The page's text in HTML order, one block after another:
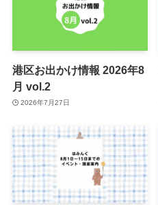
港区お出かけ情報 2026年8
月 vol.2
2026年7月27日